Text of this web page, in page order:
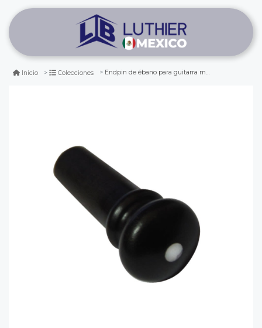
Inicio Colecciones Endpin de ébano para guitarra mod 2